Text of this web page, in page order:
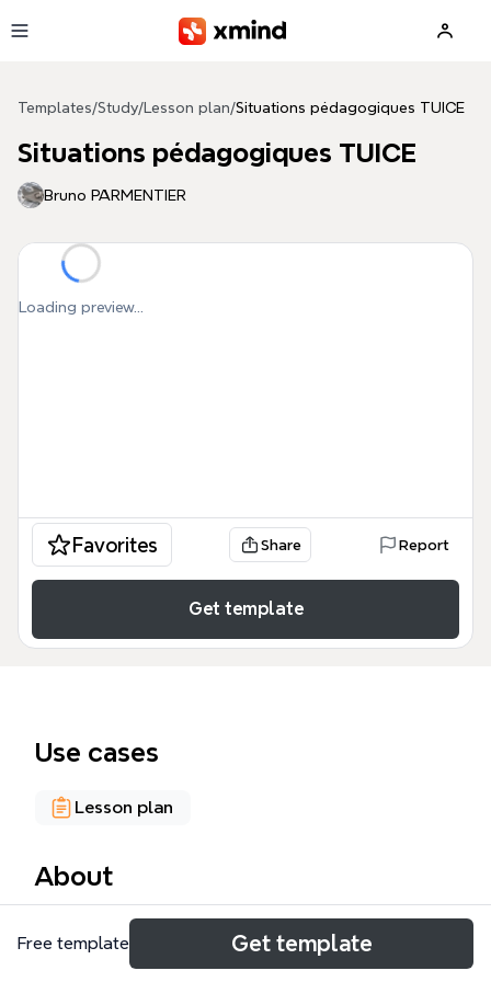
Templates/Study/ Lesson plan/Situations pédagogiques TUICE
Situations pédagogiques TUICE
Bruno PARMENTIER
Loading preview...
Favorites Share Report
Get template
Use cases
Lesson plan
About
Ce modèle de mind map, conçu par Bruno
Parmentier pour l'Institut de Formation Pédagogique
Free template Get template